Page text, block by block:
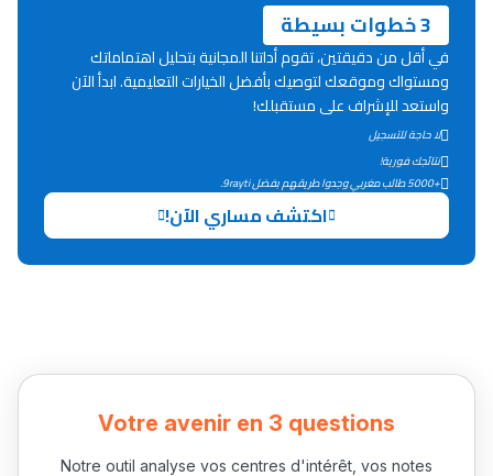
Lycée Maroc
التعليم الثانوي التأهيلي
Collège au Maroc
التعليم الثانوي الإعدادي
+ de 89 Interviews/Vidéos
3 خطوات بسيطة
في أقل من دقيقتين، تقوم أداتنا المجانية بتحليل اهتماماتك
ومستواك وموقعك لتوصيك بأفضل الخيارات التعليمية. ابدأ الآن
واستعد للإشراف على مستقبلك!
لا حاجة للتسجيل
نتائجك فورية!
+5000 طالب مغربي وجدوا طريقهم بفضل 9rayti.
اكتشف مساري الآن!
Votre avenir en 3 questions
Notre outil analyse vos centres d'intérêt, vos notes